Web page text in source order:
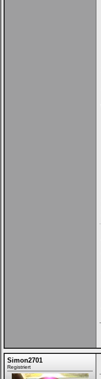
Simon2701
Registriert